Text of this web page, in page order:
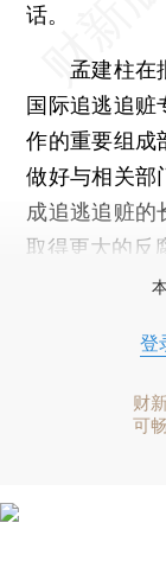
话。
孟建柱在批
国际追逃追赃
作的重要组成
做好与相关部
成追逃追赃的
取得更大的反
登
财
可